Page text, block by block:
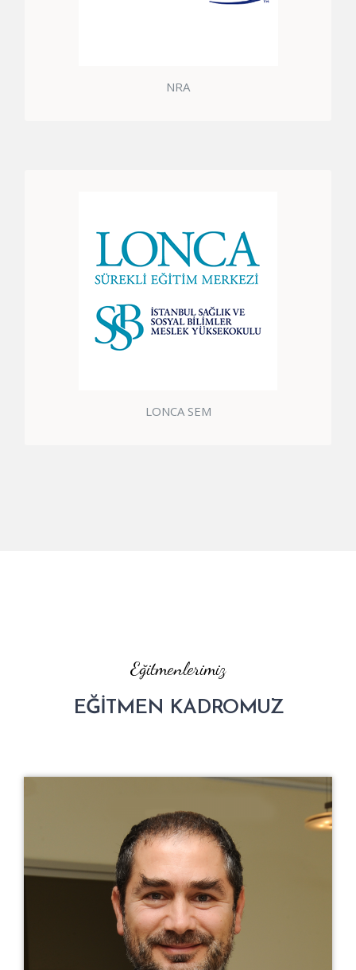
NRA
LONCA SEM
YÖK ONAYLI LONCA SEM SERTIFIKASI
Eğitmenlerimiz
EĞİTMEN KADROMUZ